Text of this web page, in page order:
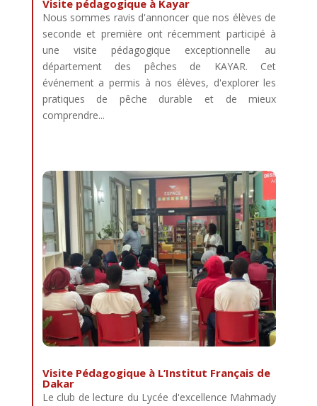
Visite pédagogique à Kayar
Nous sommes ravis d'annoncer que nos élèves de
seconde et première ont récemment participé à
une visite pédagogique exceptionnelle au
département des pêches de KAYAR. Cet
événement a permis à nos élèves, d'explorer les
pratiques de pêche durable et de mieux
comprendre...
Visite Pédagogique à L’Institut Français de
Dakar
Le club de lecture du Lycée d'excellence Mahmady